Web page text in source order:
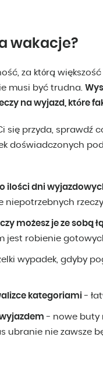
wakacje?
za którą
musi być trudna.
na wyjazd, które
się przyda, sprawdź
doświadczonych
ilości dni
niepotrzebnych
możesz je ze sobą
jest robienie
wypadek, gdyby
kategoriami -
- nowe buty
ubranie nie zawsze